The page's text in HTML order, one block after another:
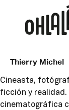
Thierry Michel
Cineasta,
ficción y realidad.
cinematográfica